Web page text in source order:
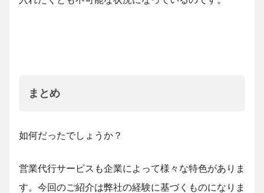
まとめ
如何だったでしょうか？
営業代行サービスも企業によって様々な特色がありま
す。今回のご紹介は弊社の経験に基づくものになりま